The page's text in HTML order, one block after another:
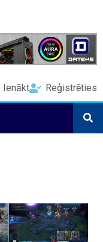
Ienākt Reģistrēties